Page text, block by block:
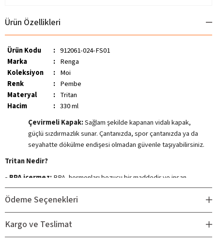
Ürün Özellikleri
Ürün Kodu : 912061-024-FS01
Marka
: Renga
Koleksiyon
: Moi
Renk
: Pembe
Materyal
: Tritan
Hacim
: 330 ml
Çevirmeli Kapak:Sağlam şekilde kapanan vidalı kapak,
güçlü sızdırmazlık sunar. Çantanızda, spor çantanızda ya da
seyahatte dökülme endişesi olmadan güvenle taşıyabilirsiniz.
Tritan Nedir?
- BPA içermez:BPA, hormonları bozucu bir maddedir ve insan
sağlığı açısından riskli olduğu düşünülmektedir. Tritan, BPA içermez,
bu nedenle suyunuzun BPA'dan korunmasına yardımcı olur.
- Şeffaftır:Tritan, cam gibi şeffaftır. Bu, suyunuzun rengini ve
dokusunu net bir şekilde görmenizi sağlar.
Ödeme Seçenekleri
Kargo ve Teslimat